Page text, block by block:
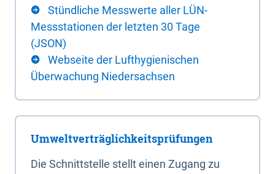
Stündliche Messwerte aller LÜN-
Messstationen der letzten 30 Tage
(JSON)
Webseite der Lufthygienischen
Überwachung Niedersachsen
Umweltverträglichkeitsprüfungen
Die Schnittstelle stellt einen Zugang zu